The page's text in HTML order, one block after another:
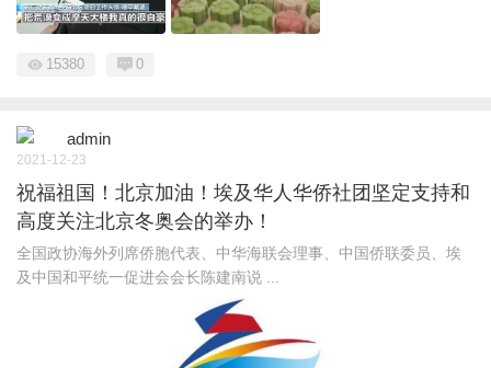
15380 0
admin
2021-12-23
祝福祖国！北京加油！埃及华人华侨社团坚定支持和
高度关注北京冬奥会的举办！
全国政协海外列席侨胞代表、中华海联会理事、中国侨联委员、埃
及中国和平统一促进会会长陈建南说 ...